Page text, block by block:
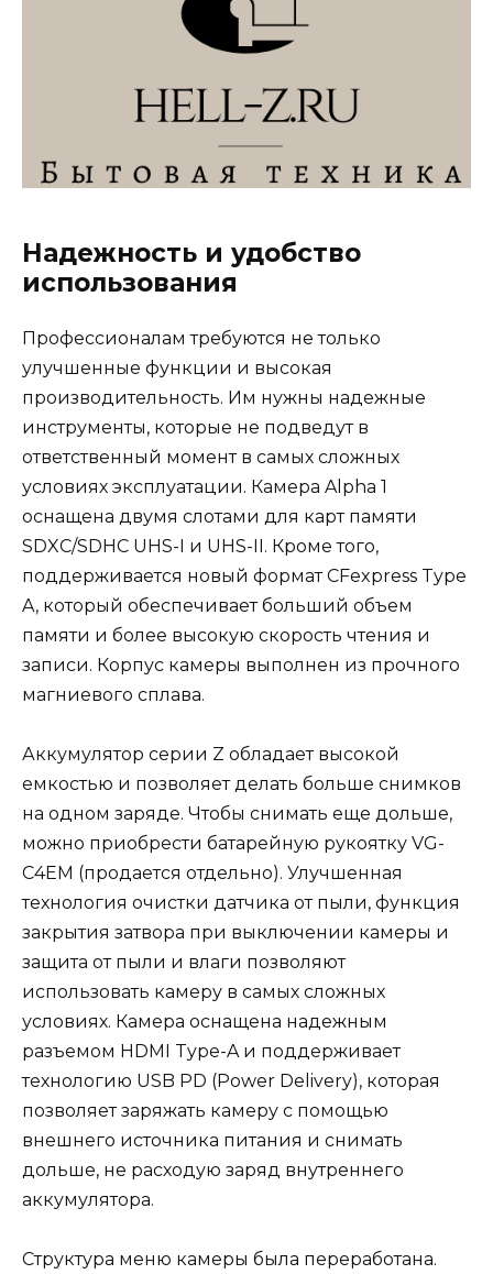
Надежность и удобство
использования
Профессионалам требуются не только
улучшенные функции и высокая
производительность. Им нужны надежные
инструменты, которые не подведут в
ответственный момент в самых сложных
условиях эксплуатации. Камера Alpha 1
оснащена двумя слотами для карт памяти
SDXC/SDHC UHS-I и UHS-II. Кроме того,
поддерживается новый формат CFexpress Type
A, который обеспечивает больший объем
памяти и более высокую скорость чтения и
записи. Корпус камеры выполнен из прочного
магниевого сплава.
Аккумулятор серии Z обладает высокой
емкостью и позволяет делать больше снимков
на одном заряде. Чтобы снимать еще дольше,
можно приобрести батарейную рукоятку VG-
C4EM (продается отдельно). Улучшенная
технология очистки датчика от пыли, функция
закрытия затвора при выключении камеры и
защита от пыли и влаги позволяют
использовать камеру в самых сложных
условиях. Камера оснащена надежным
разъемом HDMI Type-A и поддерживает
технологию USB PD (Power Delivery), которая
позволяет заряжать камеру с помощью
внешнего источника питания и снимать
дольше, не расходую заряд внутреннего
аккумулятора.
Структура меню камеры была переработана.